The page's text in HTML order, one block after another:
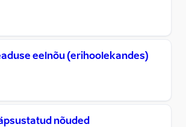
eelnõu (erihoolekandes)
nõuded